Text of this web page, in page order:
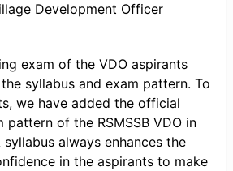
Development Officer
exam of the VDO aspirants
syllabus and exam pattern. To
we have added the official
pattern of the RSMSSB VDO in
always enhances the
in the aspirants to make